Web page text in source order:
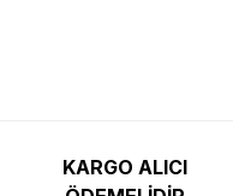
KARGO ALICI